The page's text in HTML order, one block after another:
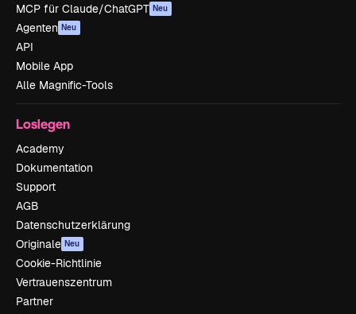
MCP für Claude/ChatGPT Neu
Agenten Neu
API
Mobile App
Alle Magnific-Tools
Loslegen
Academy
Dokumentation
Support
AGB
Datenschutzerklärung
Originale Neu
Cookie-Richtlinie
Vertrauenszentrum
Partner